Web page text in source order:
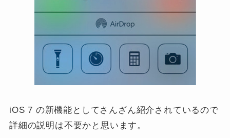
iOS 7 の新機能としてさんざん紹介されているので
詳細の説明は不要かと思います。